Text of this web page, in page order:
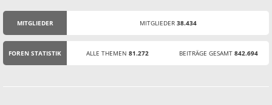
MITGLIEDER MITGLIEDER 38.434
FOREN STATISTIK ALLE THEMEN 81.272 BEITRÄGE GESAMT 842.694